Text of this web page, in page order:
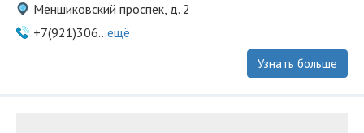
Меншиковский проспек, д. 2
+7(921)306...ещё
Узнать больше